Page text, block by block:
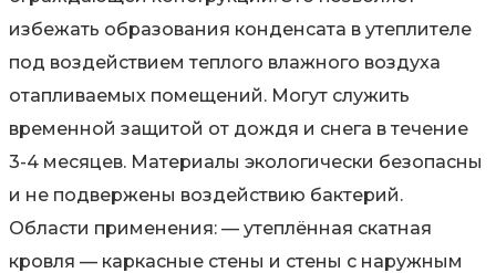
избежать образования конденсата в утеплителе
под воздействием теплого влажного воздуха
отапливаемых помещений. Могут служить
временной защитой от дождя и снега в течение
3-4 месяцев. Материалы экологически безопасны
и не подвержены воздействию бактерий.
Области применения: — утеплённая скатная
кровля — каркасные стены и стены с наружным